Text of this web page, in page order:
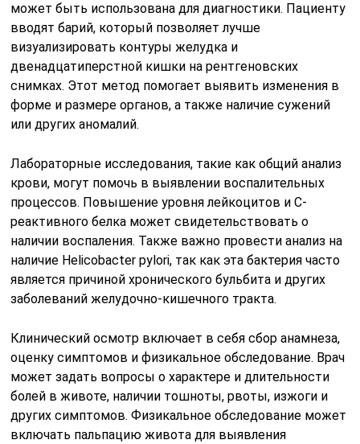
может быть использована для диагностики. Пациенту
вводят барий, который позволяет лучше
визуализировать контуры желудка и
двенадцатиперстной кишки на рентгеновских
снимках. Этот метод помогает выявить изменения в
форме и размере органов, а также наличие сужений
или других аномалий.
Лабораторные исследования, такие как общий анализ
крови, могут помочь в выявлении воспалительных
процессов. Повышение уровня лейкоцитов и С-
реактивного белка может свидетельствовать о
наличии воспаления. Также важно провести анализ на
наличие Helicobacter pylori, так как эта бактерия часто
является причиной хронического бульбита и других
заболеваний желудочно-кишечного тракта.
Клинический осмотр включает в себя сбор анамнеза,
оценку симптомов и физикальное обследование. Врач
может задать вопросы о характере и длительности
болей в животе, наличии тошноты, рвоты, изжоги и
других симптомов. Физикальное обследование может
включать пальпацию живота для выявления